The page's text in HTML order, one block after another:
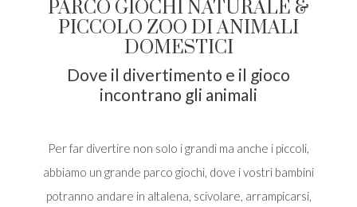
PARCO GIOCHI NATURALE &
PICCOLO ZOO DI ANIMALI
DOMESTICI
Dove il divertimento e il gioco
incontrano gli animali
Per far divertire non solo i grandi ma anche i piccoli,
abbiamo un grande parco giochi, dove i vostri bambini
potranno andare in altalena, scivolare, arrampicarsi,